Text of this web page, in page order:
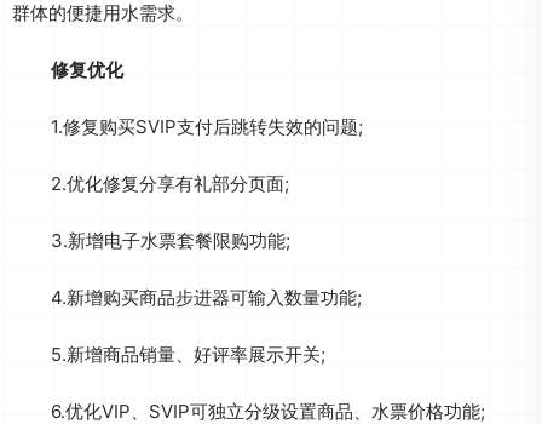
群体的便捷用水需求。
修复优化
1.修复购买SVIP支付后跳转失效的问题;
2.优化修复分享有礼部分页面;
3.新增电子水票套餐限购功能;
4.新增购买商品步进器可输入数量功能;
5.新增商品销量、好评率展示开关;
6.优化VIP、SVIP可独立分级设置商品、水票价格功能;